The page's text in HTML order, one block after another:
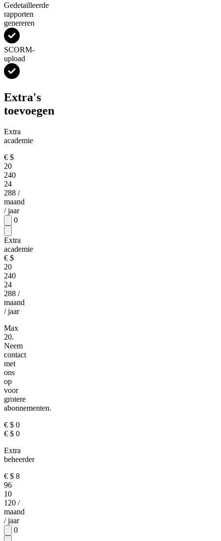
Gedetailleerde
rapporten
genereren
SCORM-
upload
Extra's
toevoegen
Extra
academie
€ $
20
240
24
288 /
maand
/ jaar
0
Extra
academie
€ $
20
240
24
288 /
maand
/ jaar
Max
20.
Neem
contact
met
ons
op
voor
grotere
abonnementen.
€ $ 0
€ $ 0
Extra
beheerder
€ $ 8
96
10
120 /
maand
/ jaar
0